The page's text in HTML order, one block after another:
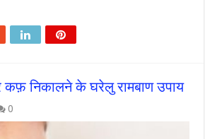
निकालने के घरेलु रामबाण उपाय
0